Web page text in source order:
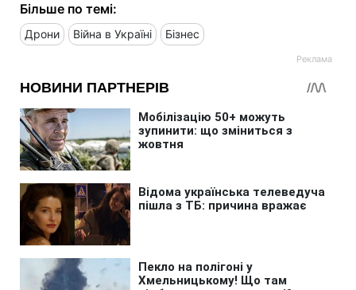
Більше по темі:
Дрони Війна в Україні Бізнес